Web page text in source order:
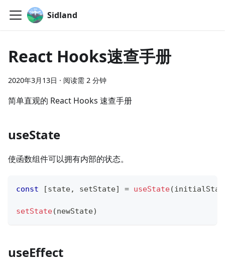
Sidland
React Hooks速查手册
2020年3月13日 · 阅读需 2 分钟
简单直观的 React Hooks 速查手册
useState
使函数组件可以拥有内部的状态。
const [state, setState] = useState(
setState(newState)
useEffect